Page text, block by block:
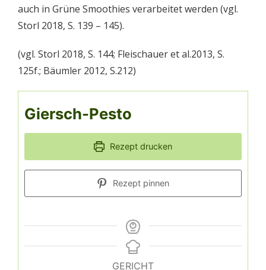
auch in Grüne Smoothies verarbeitet werden (vgl.
Storl 2018, S. 139 – 145).
(vgl. Storl 2018, S. 144; Fleischauer et al.2013, S.
125f.; Bäumler 2012, S.212)
Giersch-Pesto
Rezept drucken
Rezept pinnen
GERICHT